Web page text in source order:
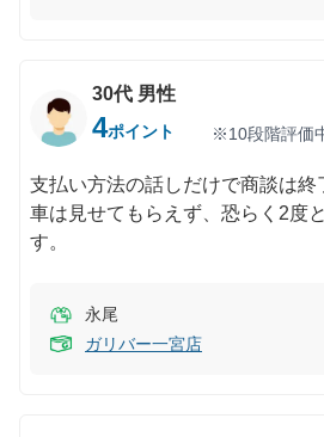
30代 男性
4ポイント ※10段階評価
支払い方法の話しだけで商談は終
車は見せてもらえず、恐らく2度
す。
永尾
ガリバー一宮店